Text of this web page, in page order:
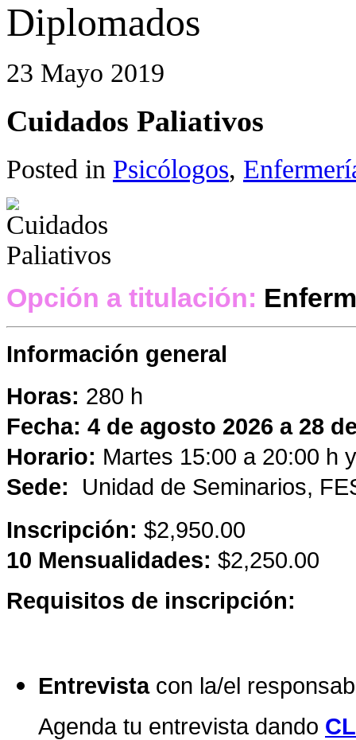
Diplomados
23 Mayo 2019
Cuidados Paliativos
Posted in Psicólogos,
Opción a titulación:
Información general
Horas: 280 h
Fecha: 4 de agosto 2026 a 28
Horario: Martes 15:00 a 20:00 h
Sede: Unidad de Seminarios,
Inscripción: $2,950.00
10 Mensualidades: $2,250.00
Requisitos de inscripción:
Entrevistacon la/el
Agenda tu entrevista dando